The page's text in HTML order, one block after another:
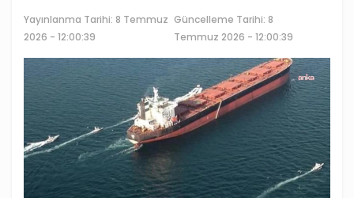
Yayınlanma Tarihi: 8 Temmuz
2026 - 12:00:39
Güncelleme Tarihi: 8
Temmuz 2026 - 12:00:39